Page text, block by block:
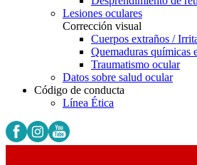
Lesiones oculares
Corrección visual
Cuerpos extraños /
Quemaduras químicas
Traumatismo ocular
Datos sobre salud ocular
Código de conducta
Línea Ética